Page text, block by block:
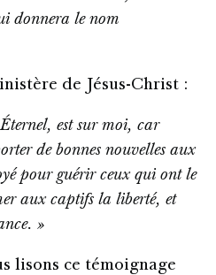
donnera le nom
de Jésus-Christ :
est sur moi, car
de bonnes nouvelles aux
pour guérir ceux qui ont le
aux captifs la liberté, et
»
lisons ce témoignage